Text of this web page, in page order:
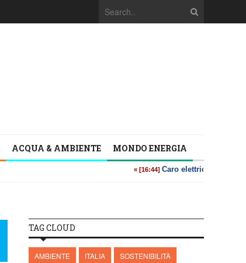
ACQUA & AMBIENTE MONDO ENERGIA
TAG CLOUD
AMBIENTE ITALIA
SOSTENIBILITÀ